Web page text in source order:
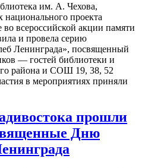
им. А. Чехова,
национального проекта
во всероссийской акции памяти
и провела серию
Ленинграда», посвященный
— гостей библиотеки и
района и СОШ 19, 38, 52
в мероприятиях приняли
прошли
Дню